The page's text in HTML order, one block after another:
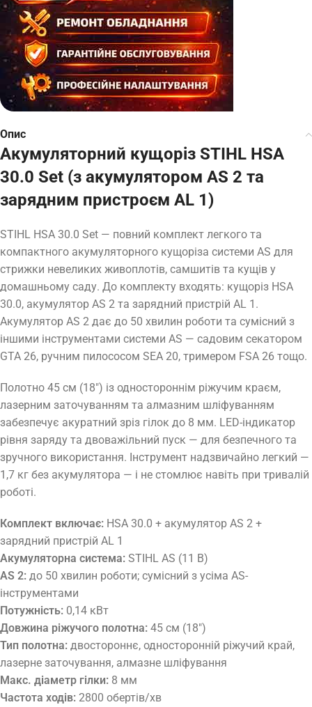
Опис
Акумуляторний кущоріз STIHL HSA
30.0 Set (з акумулятором AS 2 та
зарядним пристроєм AL 1)
STIHL HSA 30.0 Set — повний комплект легкого та
компактного акумуляторного кущоріза системи AS для
стрижки невеликих живоплотів, самшитів та кущів у
домашньому саду. До комплекту входять: кущоріз HSA
30.0, акумулятор AS 2 та зарядний пристрій AL 1.
Акумулятор AS 2 дає до 50 хвилин роботи та сумісний з
іншими інструментами системи AS — садовим секатором
GTA 26, ручним пилососом SEA 20, тримером FSA 26 тощо.
Полотно 45 см (18″) із одностороннім ріжучим краєм,
лазерним заточуванням та алмазним шліфуванням
забезпечує акуратний зріз гілок до 8 мм. LED-індикатор
рівня заряду та двоважільний пуск — для безпечного та
зручного використання. Інструмент надзвичайно легкий —
1,7 кг без акумулятора — і не стомлює навіть при тривалій
роботі.
Комплект включає: HSA 30.0 + акумулятор AS 2 +
зарядний пристрій AL 1
Акумуляторна система: STIHL AS (11 В)
AS 2: до 50 хвилин роботи; сумісний з усіма AS-
інструментами
Потужність: 0,14 кВт
Довжина ріжучого полотна: 45 см (18″)
Тип полотна: двостороннє, односторонній ріжучий край,
лазерне заточування, алмазне шліфування
Макс. діаметр гілки: 8 мм
Частота ходів: 2800 обертів/хв